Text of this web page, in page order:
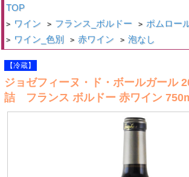
TOP
> ワイン > フランス_ボルドー > ポムロー
> ワイン_色別 > 赤ワイン > 泡なし
【冷蔵】
ジョゼフィーヌ・ド・ボールガール
詰 フランス ボルドー 赤ワイン